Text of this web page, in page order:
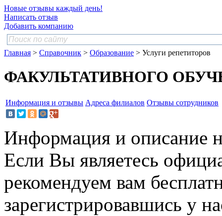
Новые отзывы каждый день!
Написать отзыв
Добавить компанию
Главная > Справочник > Образование > Услуги репетиторов
ФАКУЛЬТАТИВНОГО
Информация и отзывы Адреса филиалов Отзывы сотрудников
Информация и описание
Если Вы являетесь
рекомендуем вам
зарегистрировавшись у